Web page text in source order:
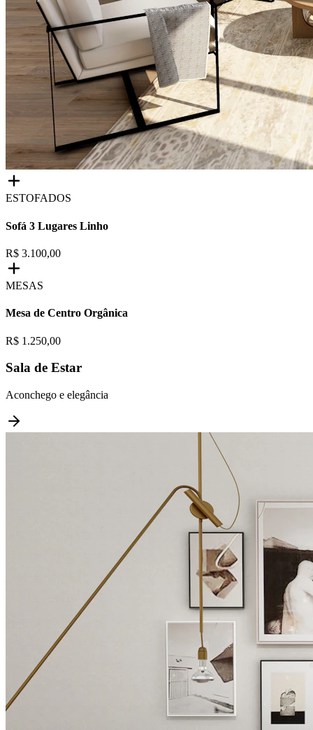
ESTOFADOS
Sofá 3 Lugares Linho
R$ 3.100,00
MESAS
Mesa de Centro Orgânica
R$ 1.250,00
Sala de Estar
Aconchego e elegância